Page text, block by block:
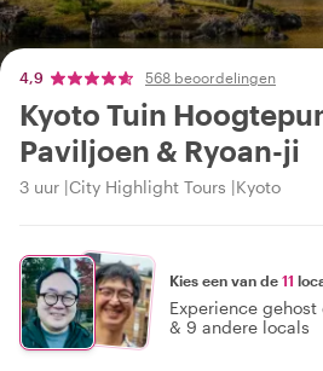
4,9 568 beoordelingen
Kyoto Tuin
Paviljoen & Ryoan-ji
3 uur City Highlight Tours Kyoto
Kies een van de 11
Experience gehost
& 9 andere locals